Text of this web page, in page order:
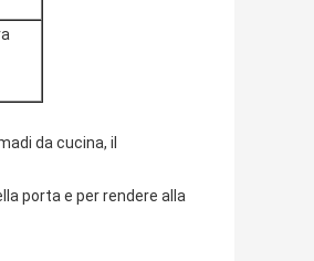
da cucina, il
porta e per rendere alla